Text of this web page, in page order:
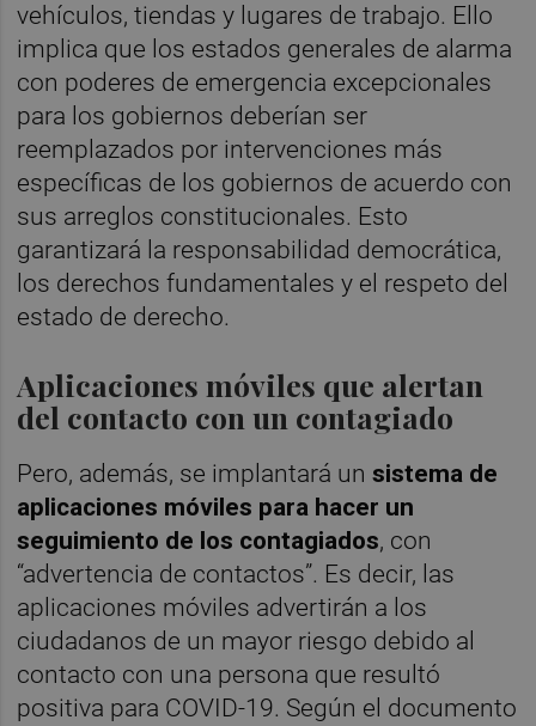
vehículos, tiendas y lugares de trabajo. Ello
implica que los estados generales de alarma
con poderes de emergencia excepcionales
para los gobiernos deberían ser
reemplazados por intervenciones más
específicas de los gobiernos de acuerdo con
sus arreglos constitucionales. Esto
garantizará la responsabilidad democrática,
los derechos fundamentales y el respeto del
estado de derecho.
Aplicaciones móviles que alertan
del contacto con un contagiado
Pero, además, se implantará unsistema de
aplicaciones móviles para hacer un
seguimiento de los contagiados, con
“advertencia de contactos”. Es decir, las
aplicaciones móviles advertirán a los
ciudadanos de un mayor riesgo debido al
contacto con una persona que resultó
positiva para COVID-19. Según el documento